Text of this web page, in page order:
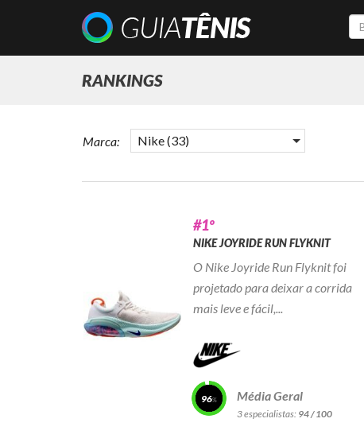
RANKINGS
Marca: Nike (33)
#1º
NIKE JOYRIDE RUN FLYKNIT
O Nike Joyride Run Flyknit foi
projetado para deixar a corrida
mais leve e fácil,...
96 Média Geral
3 especialistas: 94 / 100